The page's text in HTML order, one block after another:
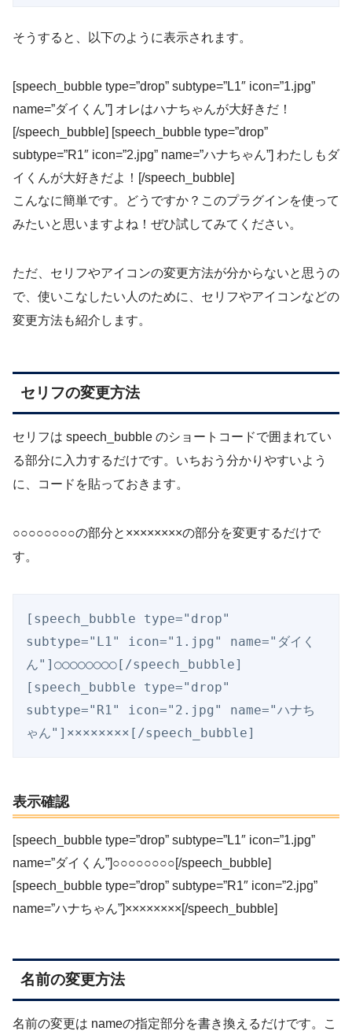
そうすると、以下のように表示されます。
[speech_bubble type=”drop” subtype=”L1″ icon=”1.jpg”
name=”ダイくん”] オレはハナちゃんが大好きだ！
[/speech_bubble] [speech_bubble type=”drop”
subtype=”R1″ icon=”2.jpg” name=”ハナちゃん”] わたしもダ
イくんが大好きだよ！[/speech_bubble]
こんなに簡単です。どうですか？このプラグインを使って
みたいと思いますよね！ぜひ試してみてください。
ただ、セリフやアイコンの変更方法が分からないと思うの
で、使いこなしたい人のために、セリフやアイコンなどの
変更方法も紹介します。
セリフの変更方法
セリフは speech_bubble のショートコードで囲まれてい
る部分に入力するだけです。いちおう分かりやすいよう
に、コードを貼っておきます。
○○○○○○○○の部分と××××××××の部分を変更するだけで
す。
[speech_bubble type="drop"
subtype="L1" icon="1.jpg" name="ダイく
ん"]○○○○○○○○[/speech_bubble]
[speech_bubble type="drop"
subtype="R1" icon="2.jpg" name="ハナち
ゃん"]××××××××[/speech_bubble]
表示確認
[speech_bubble type=”drop” subtype=”L1″ icon=”1.jpg”
name=”ダイくん”]○○○○○○○○[/speech_bubble]
[speech_bubble type=”drop” subtype=”R1″ icon=”2.jpg”
name=”ハナちゃん”]××××××××[/speech_bubble]
名前の変更方法
名前の変更は nameの指定部分を書き換えるだけです。こ